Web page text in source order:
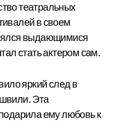
театральных
в своем
выдающимися
стать актером сам.
яркий след в
Эта
ему любовь к